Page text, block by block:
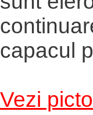
capacul
Vezi